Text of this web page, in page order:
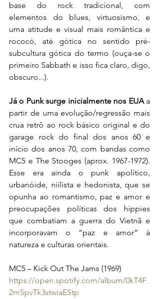
base do rock tradicional, com
elementos do blues, virtuosismo, e
uma atitude e visual mais romântica e
rococó, até gótica no sentido pré-
subcultura gótica do termo (ouça-se o
primeiro Sabbath e isso fica claro, digo,
obscuro...).
Já o Punk surge inicialmente nos EUA a
partir de uma evolução/regressão mais
crua retrô ao rock básico original e do
garage rock do final dos anos 60 e
início dos anos 70, com bandas como
MC5 e The Stooges (aprox. 1967-1972).
Esse era ainda o punk apolítico,
urbanóide, niilista e hedonista, que se
opunha ao romantismo, paz e amor e
preocupações políticas dos hippies
que combatiam a guerra do Vietnã e
incorporavam o “paz e amor” à
natureza e culturas orientais.
MC5 – Kick Out The Jams (1969)
https://open.spotify.com/album/0kT4F
2mSpvTk3stwiaEStp